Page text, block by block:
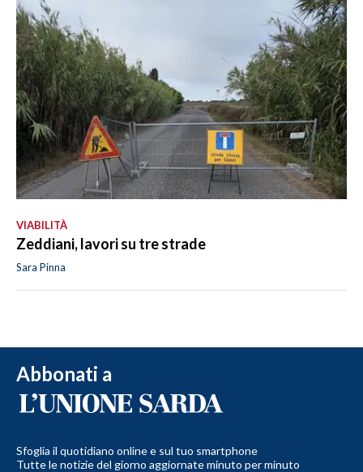
VIABILITÀ
Zeddiani, lavori su tre strade
Sara Pinna
Abbonati a
Sfoglia il quotidiano online e sul tuo smartphone
Tutte le notizie del giorno aggiornate minuto per minuto